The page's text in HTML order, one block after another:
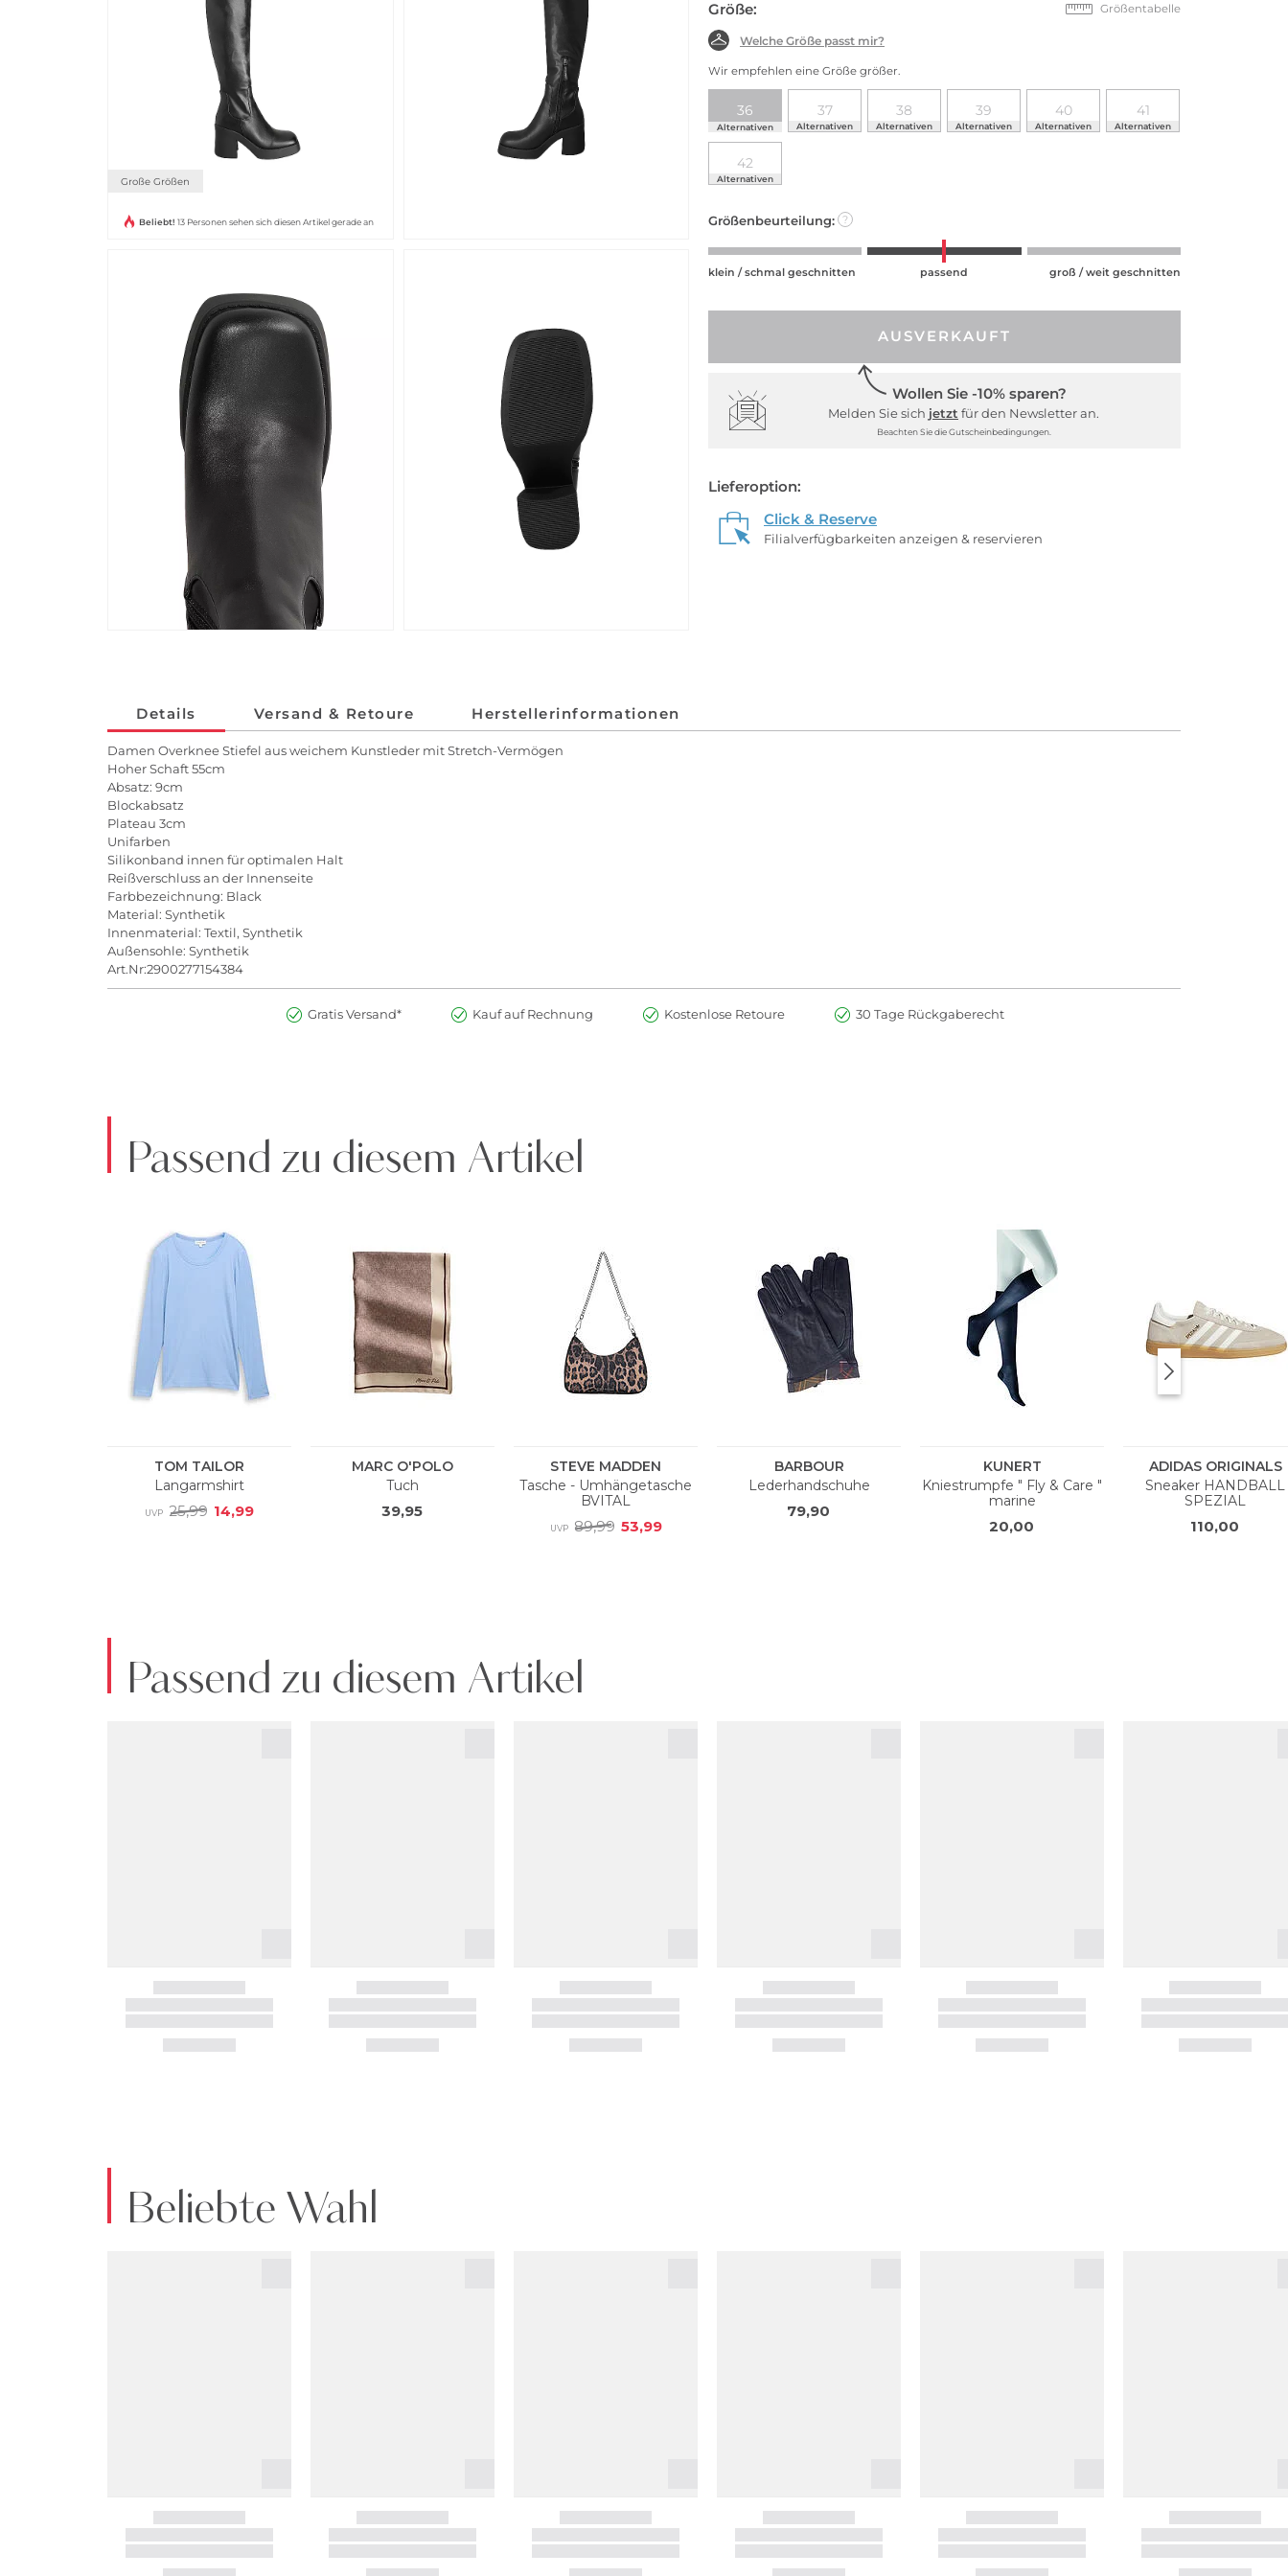
Große Größen
Beliebt! 13 Personen sehen sich diesen Artikel gerade an
Größe: Größentabelle
Welche Größe passt mir?
Wir empfehlen eine Größe größer.
36
Alternativen
37
Alternativen
38
Alternativen
39
Alternativen
40
Alternativen
41
Alternativen
42
Alternativen
Größenbeurteilung: ?
klein / schmal geschnitten passend groß / weit geschnitten
AUSVERKAUFT
Wollen Sie -10% sparen?
Melden Sie sich jetzt für den Newsletter an.
Beachten Sie die Gutscheinbedingungen.
Lieferoption:
Click & Reserve
Filialverfügbarkeiten anzeigen & reservieren
Details Versand & Retoure Herstellerinformationen
Damen Overknee Stiefel aus weichem Kunstleder mit Stretch-Vermögen
Hoher Schaft 55cm
Absatz: 9cm
Blockabsatz
Plateau 3cm
Unifarben
Silikonband innen für optimalen Halt
Reißverschluss an der Innenseite
Farbbezeichnung: Black
Material: Synthetik
Innenmaterial: Textil, Synthetik
Außensohle: Synthetik
Art.Nr:2900277154384
Gratis Versand* Kauf auf Rechnung Kostenlose Retoure 30 Tage Rückgaberecht
Passend zu diesem Artikel
Passend zu diesem Artikel
Beliebte Wahl